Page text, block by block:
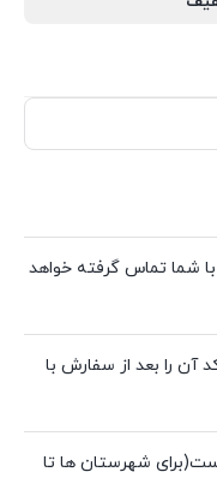
24 تا 48 ساعت بعد با شما تماس گرفته خواهد
آن را بعد از سفارش با
سفارشات از 7 روز تا 15 روز است(برای شهرستان ها تا